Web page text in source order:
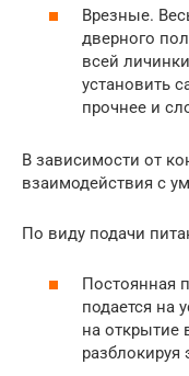
Врезные.
дверного
всей
установить
прочнее и
В зависимости от
взаимодействия с
По виду подачи
Постоянная
подается на
на открытие
разблокируя